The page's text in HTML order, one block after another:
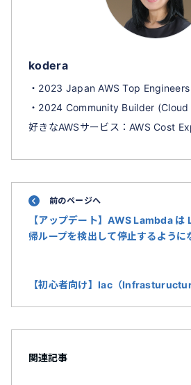
kodera
・2023 Japan AWS Top
・2024 Community Builder
好きなAWSサービス：AWS Cost
前のページへ
【アップデート】AWS Lambda
帰ループを検出して停止するように
【初心者向け】Iac（
関連記事